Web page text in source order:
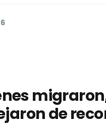
de